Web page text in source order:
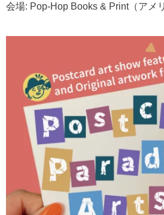
会場: Pop-Hop Books & Print（アメ